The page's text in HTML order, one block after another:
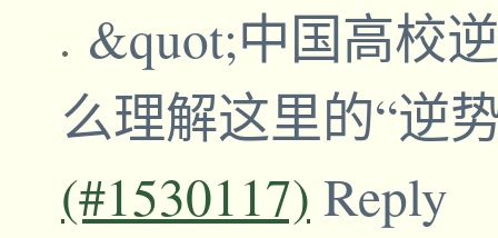
&quot;中国高校
么理解这里的“逆
(#1530117) Reply